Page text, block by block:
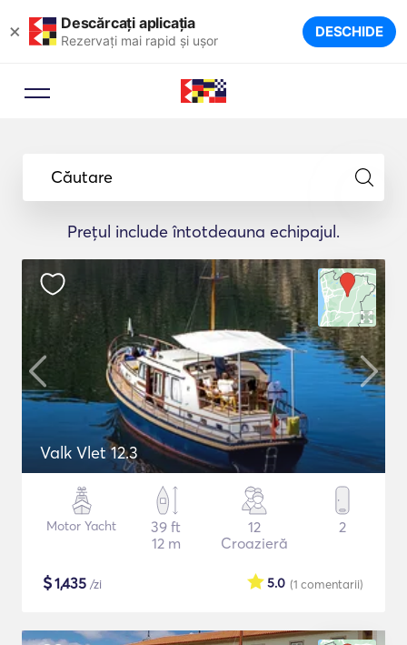
× Descărcați aplicația
Rezervați mai rapid și ușor DESCHIDE
Căutare
Prețul include întotdeauna echipajul.
Valk Vlet 12.3
Motor Yacht
39 ft
12 m
12
Croazieră
2
$1,435 /zi (1 comentarii)
5.0